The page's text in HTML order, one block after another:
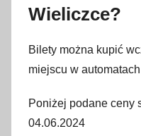
Wieliczce?
Bilety można kupić
miejscu w
Poniżej podane ceny
04.06.2024